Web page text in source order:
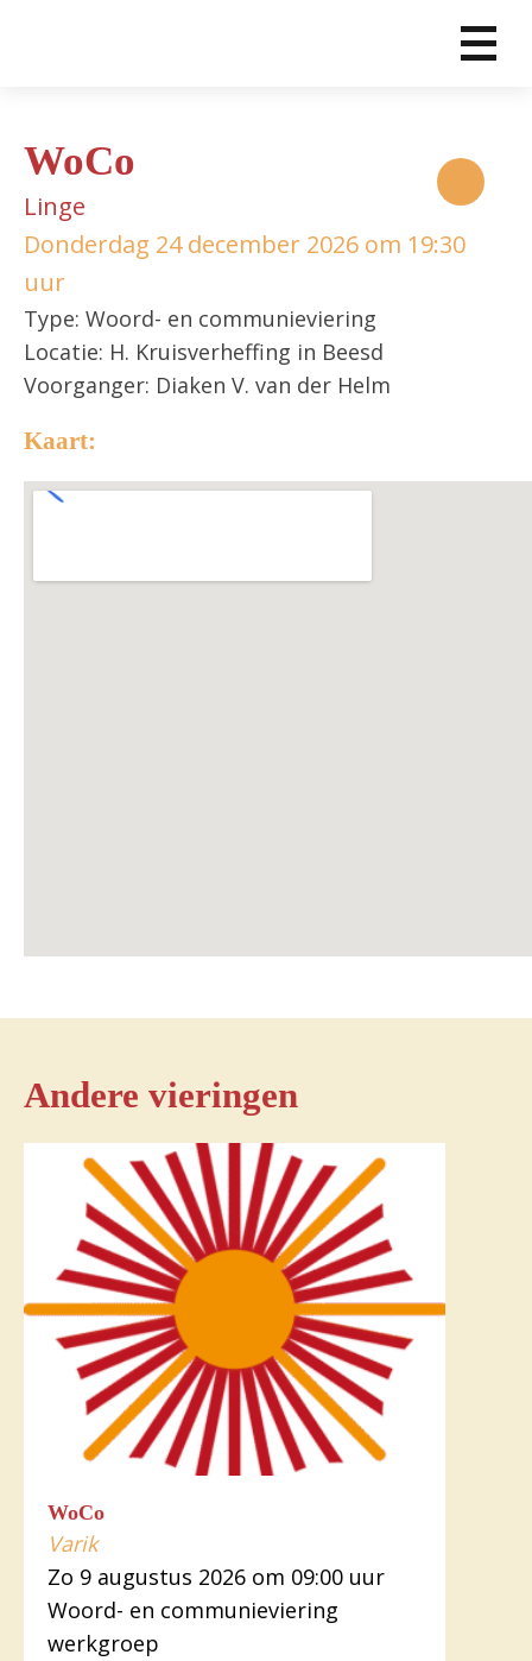
WoCo
Linge
Donderdag 24 december 2026 om 19:30
uur
Type: Woord- en communieviering
Locatie: H. Kruisverheffing in Beesd
Voorganger: Diaken V. van der Helm
Kaart:
Andere vieringen
WoCo
Varik
Zo 9 augustus 2026 om 09:00 uur
Woord- en communieviering
werkgroep